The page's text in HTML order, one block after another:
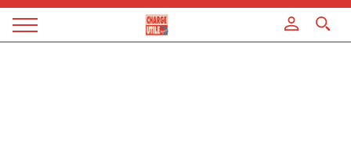
Magazine
Panneau de gestion des cookies